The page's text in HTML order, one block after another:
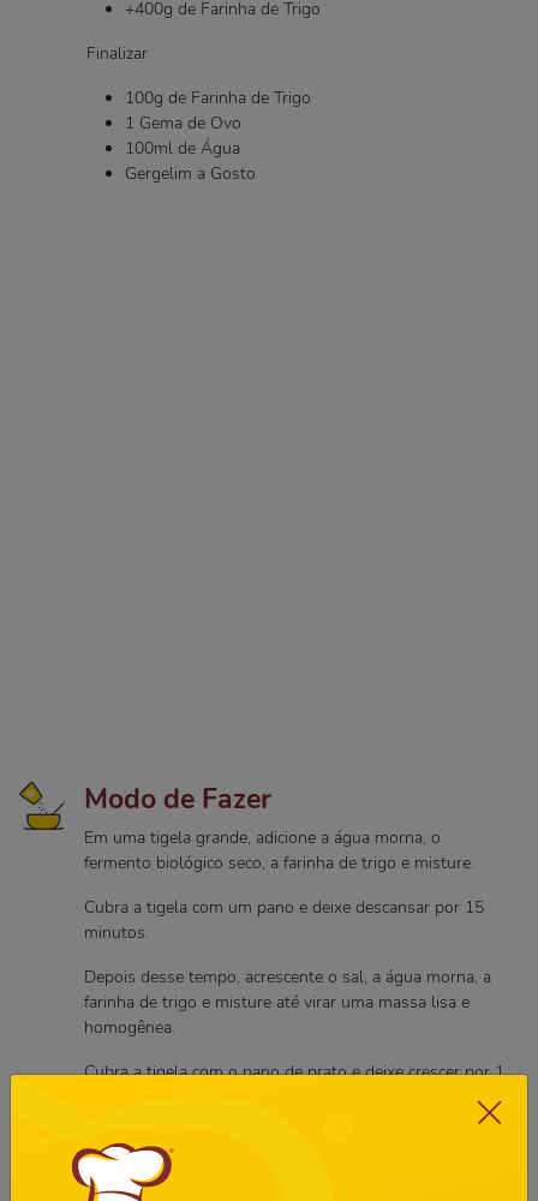
+400g de Farinha de Trigo
Finalizar
100g de Farinha de Trigo
1 Gema de Ovo
100ml de Água
Gergelim a Gosto
Modo de Fazer
Em uma tigela grande, adicione a água morna, o
fermento biológico seco, a farinha de trigo e misture.
Cubra a tigela com um pano e deixe descansar por 15
minutos.
Depois desse tempo, acrescente o sal, a água morna, a
farinha de trigo e misture até virar uma massa lisa e
homogênea.
Cubra a tigela com o pano de prato e deixe crescer por 1
Após esse tempo, passe a massa para a mesa, polvilho
farinha de trigo por cima e dobre algumas vezes.